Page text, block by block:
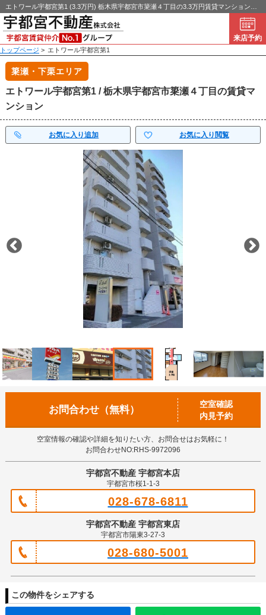
来店予約
トップページ > エトワール宇都宮第1
簗瀬・下栗エリア
エトワール宇都宮第1 / 栃木県宇都宮市簗瀬４丁目の賃貸マ
ンション
お気に入り追加 お気に入り閲覧
お問合わせ（無料）
空室確認
内見予約
空室情報の確認や詳細を知りたい方、お問合せはお気軽に！
お問合わせNO:RHS-9972096
宇都宮不動産 宇都宮本店
宇都宮市桜1-1-3
028-678-6811
宇都宮不動産 宇都宮東店
宇都宮市陽東3-27-3
028-680-5001
この物件をシェアする